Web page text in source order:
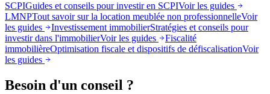
SCPIGuides et conseils pour investir en SCPIVoir les guides
LMNPTout savoir sur la location meublée non professionnelleVoir
les guides
Investissement immobilierStratégies et conseils pour
investir dans l'immobilierVoir les guides
Fiscalité
immobilièreOptimisation fiscale et dispositifs de défiscalisationVoir
les guides
Besoin d'un conseil ?